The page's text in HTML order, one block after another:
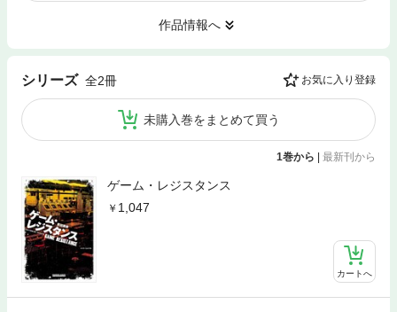
作品情報へ
シリーズ 全2冊 お気に入り登録
未購入巻をまとめて買う
1巻から 最新刊から
ゲーム・レジスタンス
1,047
カートへ